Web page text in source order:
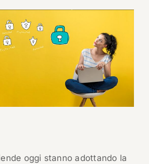
oggi stanno adottando la